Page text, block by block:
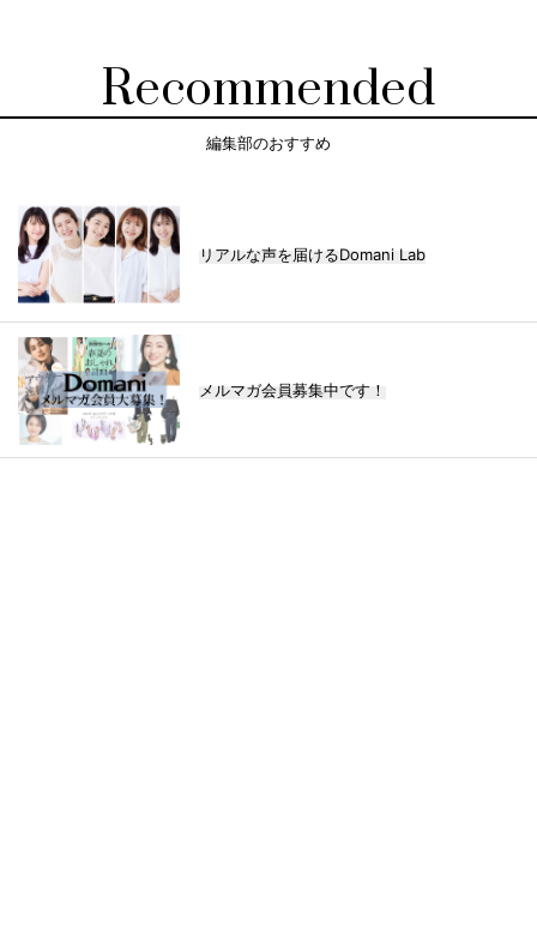
Recommended
編集部のおすすめ
リアルな声を届けるDomani Lab
メルマガ会員募集中です！